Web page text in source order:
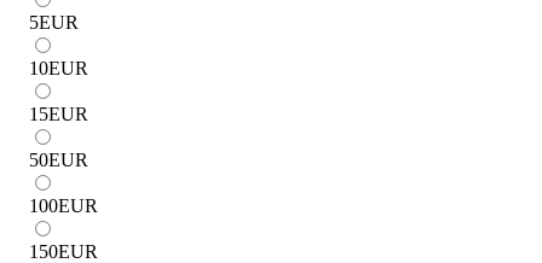
5EUR
10EUR
15EUR
50EUR
100EUR
150EUR